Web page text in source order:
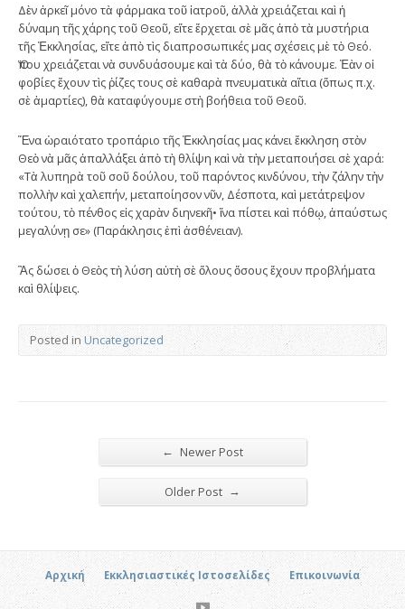
Δὲν ἀρκεῖ μόνο τὰ φάρμακα τοῦ ἰατροῦ, ἀλλὰ χρειάζεται καὶ ἡ
δύναμη τῆς χάρης τοῦ Θεοῦ, εἴτε ἔρχεται σὲ μᾶς ἀπὸ τὰ μυστήρια
τῆς Ἐκκλησίας, εἴτε ἀπὸ τὶς διαπροσωπικές μας σχέσεις μὲ τὸ Θεό.
Ὅπου χρειάζεται νὰ συνδυάσουμε καὶ τὰ δύο, θὰ τὸ κάνουμε. Ἐὰν οἱ
φοβίες ἔχουν τὶς ῥίζες τους σὲ καθαρὰ πνευματικὰ αἴτια (ὅπως π.χ.
σὲ ἁμαρτίες), θὰ καταφύγουμε στὴ βοήθεια τοῦ Θεοῦ.
Ἕνα ὡραιότατο τροπάριο τῆς Ἐκκλησίας μας κάνει ἔκκληση στὸν
Θεὸ νὰ μᾶς ἀπαλλάξει ἀπὸ τὴ θλίψη καὶ νὰ τὴν μεταποιήσει σὲ χαρά:
«Τὰ λυπηρὰ τοῦ σοῦ δούλου, τοῦ παρόντος κινδύνου, τὴν ζάλην τὴν
πολλὴν καὶ χαλεπήν, μεταποίησον νῦν, Δέσποτα, καὶ μετάτρεψον
τούτου, τὸ πένθος εἰς χαρὰν διηνεκῆ• ἵνα πίστει καὶ πόθῳ, ἀπαύστως
μεγαλύνῃ σε» (Παράκλησις ἐπὶ ἀσθένειαν).
Ἂς δώσει ὁ Θεὸς τὴ λύση αὐτὴ σὲ ὅλους ὅσους ἔχουν προβλήματα
καὶ θλίψεις.
Posted in Uncategorized
← Newer Post
Older Post →
Αρχική Εκκλησιαστικές Ιστοσελίδες Επικοινωνία